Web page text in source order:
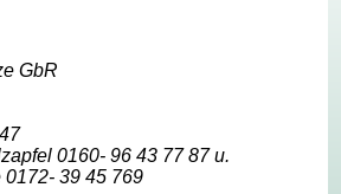
GbR
0160- 96 43 77 87 u.
39 45 769